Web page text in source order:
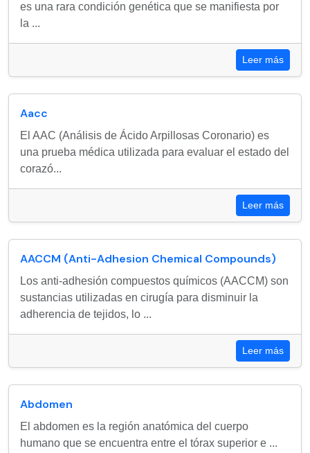
es una rara condición genética que se manifiesta por
la ...
Leer más
Aacc
El AAC (Análisis de Ácido Arpillosas Coronario) es
una prueba médica utilizada para evaluar el estado del
corazó...
Leer más
AACCM (Anti-Adhesion Chemical Compounds)
Los anti-adhesión compuestos químicos (AACCM) son
sustancias utilizadas en cirugía para disminuir la
adherencia de tejidos, lo ...
Leer más
Abdomen
El abdomen es la región anatómica del cuerpo
humano que se encuentra entre el tórax superior e ...